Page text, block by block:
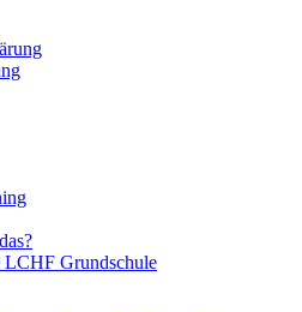
LCHF Grundschule